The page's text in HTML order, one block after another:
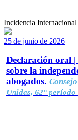
Incidencia Internacional
25 de junio de 2026
Declaración oral
sobre la
abogados.
Unidas, 62° período